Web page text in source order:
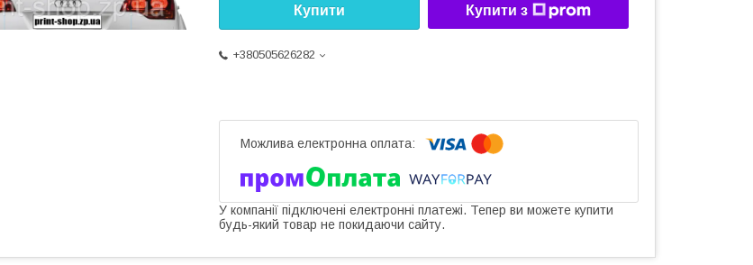
Купити Купити з
+380505626282
У компанії підключені електронні платежі. Тепер ви можете купити
будь-який товар не покидаючи сайту.